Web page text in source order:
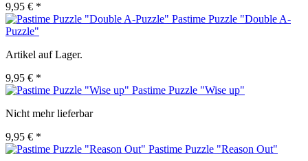
9,95 € *
Pastime Puzzle "Double A-
Puzzle"
Artikel auf Lager.
9,95 € *
Pastime Puzzle "Wise up"
Nicht mehr lieferbar
9,95 € *
Pastime Puzzle "Reason Out"